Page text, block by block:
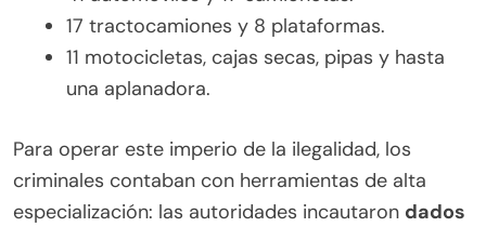
17 tractocamiones y 8 plataformas.
11 motocicletas, cajas secas, pipas y hasta
una aplanadora.
Para operar este imperio de la ilegalidad, los
criminales contaban con herramientas de alta
especialización: las autoridades incautaron dados